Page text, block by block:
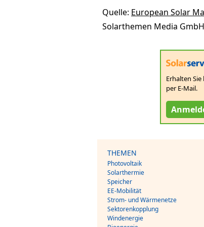
Quelle: European Solar
Solarthemen Media GmbH
Erhalten
per E-Mail.
THEMEN
Photovoltaik
Solarthermie
Speicher
EE-Mobilität
Strom- und Wärmenetze
Sektorenkopplung
Windenergie